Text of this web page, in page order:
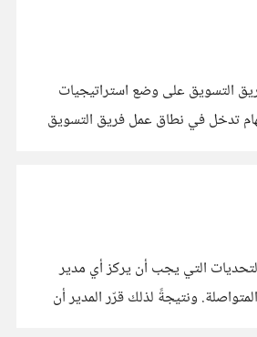
التسويق على وضع استراتيجيات
تدخل في نطاق عمل فريق التسويق
التي يجب أن يركز أي مدير
ونتيجةً لذلك قرّر المدير أن